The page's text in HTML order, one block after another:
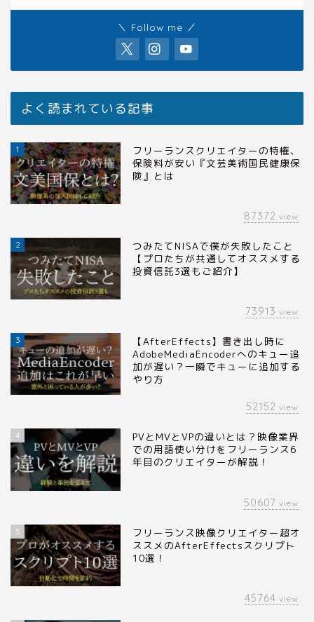
＼ Follow me ／
よく読まれている記事
1
フリーランスクリエイターの特権、
保険料が安い『文芸美術国民健康保
険』とは
87372 view
2
つみたてNISAで僕が失敗したこと
【プロたちが共通してオススメする
投資信託3選もご紹介】
73913 view
3
【AfterEffects】書き出し時に
AdobeMediaEncoderへのキュー追
加が遅い？一瞬でキューに追加する
やり方
52152 view
4
PVとMVとVPの違いとは？映像業界
での用語使い分けをフリーランス6
年目のクリエイターが解説！
50607 view
5
フリーランス映像クリエイター超オ
ススメのAfterEffectsスクリプト
10選！
45764 view